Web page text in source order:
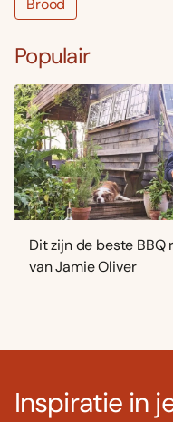
Brood
Populair
Dit zijn de beste BBQ
van Jamie Oliver
Inspiratie in